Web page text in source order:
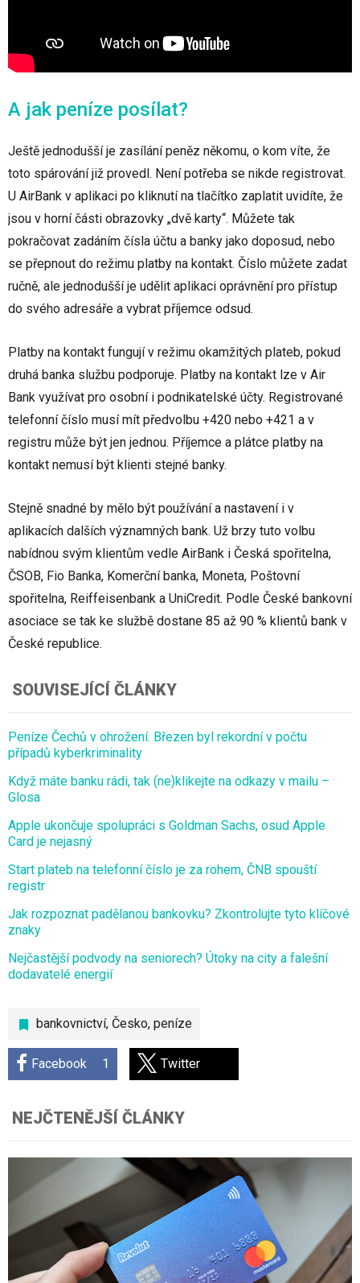
A jak peníze posílat?
Ještě jednodušší je zasílání peněz někomu, o kom víte, že
toto spárování již provedl. Není potřeba se nikde registrovat.
U AirBank v aplikaci po kliknutí na tlačítko zaplatit uvidíte, že
jsou v horní části obrazovky „dvě karty“. Můžete tak
pokračovat zadáním čísla účtu a banky jako doposud, nebo
se přepnout do režimu platby na kontakt. Číslo můžete zadat
ručně, ale jednodušší je udělit aplikaci oprávnění pro přístup
do svého adresáře a vybrat příjemce odsud.
Platby na kontakt fungují v režimu okamžitých plateb, pokud
druhá banka službu podporuje. Platby na kontakt lze v Air
Bank využívat pro osobní i podnikatelské účty. Registrované
telefonní číslo musí mít předvolbu +420 nebo +421 a v
registru může být jen jednou. Příjemce a plátce platby na
kontakt nemusí být klienti stejné banky.
Stejně snadné by mělo být používání a nastavení i v
aplikacích dalších významných bank. Už brzy tuto volbu
nabídnou svým klientům vedle AirBank i Česká spořitelna,
ČSOB, Fio Banka, Komerční banka, Moneta, Poštovní
spořitelna, Reiffeisenbank a UniCredit. Podle České bankovní
asociace se tak ke službě dostane 85 až 90 % klientů bank v
České republice.
bankovnictví, Česko, peníze
Facebook 1 Twitter
SOUVISEJÍCÍ ČLÁNKY
Peníze Čechů v ohrožení. Březen byl rekordní v počtu
případů kyberkriminality
Když máte banku rádi, tak (ne)klikejte na odkazy v mailu –
Glosa
Apple ukončuje spolupráci s Goldman Sachs, osud Apple
Card je nejasný
Start plateb na telefonní číslo je za rohem, ČNB spouští
registr
Jak rozpoznat padělanou bankovku? Zkontrolujte tyto klíčové
znaky
Nejčastější podvody na seniorech? Útoky na city a falešní
dodavatelé energií
NEJČTENĚJŠÍ ČLÁNKY